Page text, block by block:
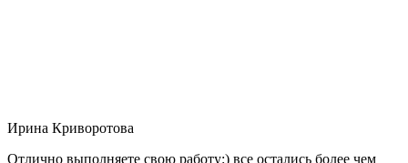
Ирина Криворотова
Отлично выполняете свою работу:) все остались более чем